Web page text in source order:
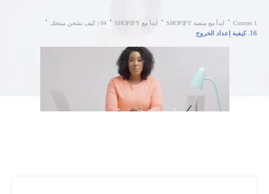
Courses 1 ابدأ مع منصة SHOPIFY ابدأ مع SHOPIFY 04 | كيف تشحن منتجك
16. كيفية إعداد الخروج